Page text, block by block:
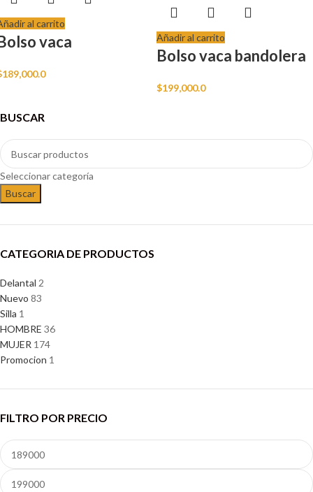
BUSCAR
Seleccionar categoría
Buscar
CATEGORIA DE PRODUCTOS
Delantal 2
Nuevo 83
Silla 1
HOMBRE 36
MUJER 174
Promocion 1
FILTRO POR PRECIO
al carrito
vaca
189,000.0
Añadir al carrito
Bolso vaca bandolera
$199,000.0